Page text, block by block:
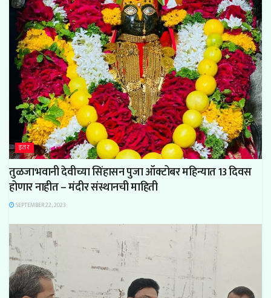
इतर
तुळजाभवानी देवीच्या सिंहासन पुजा ऑक्टोबर महिन्यात 13 दिवस
होणार नाहीत – मंदीर संस्थानची माहिती
SEPTEMBER 22, 2023